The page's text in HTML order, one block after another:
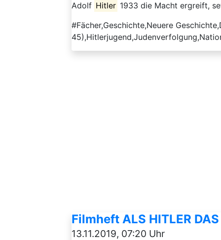
Adolf Hitler 1933 die Macht ergreift,
#Fächer,Geschichte,Neuere
Filmheft ALS HITLER
13.11.2019, 07:20 Uhr